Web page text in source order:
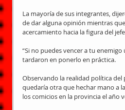
La mayoría de sus integrantes,
de dar alguna opinión mientras
acercamiento hacia la figura del
“Si no puedes vencer a tu
tardaron en ponerlo en práctica.
Observando la realidad política del
quedaría otra que hechar mano a
los comicios en la provincia el año